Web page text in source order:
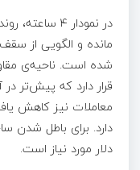
در نمودار ۴
مانده و الگویی از
قرار دارد که پیش‌تر
معاملات نیز کاهش
دلار مورد نیاز است.